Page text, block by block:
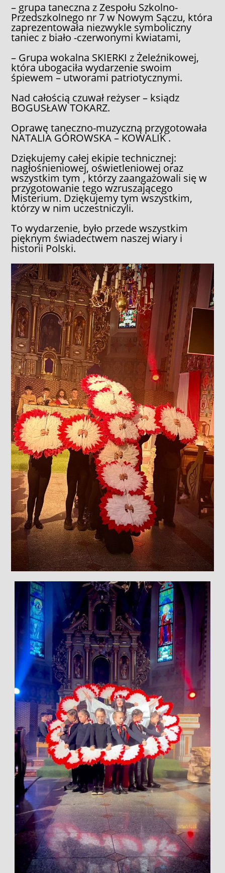
– grupa taneczna z Zespołu Szkolno-
Przedszkolnego nr 7 w Nowym Sączu, która
zaprezentowała niezwykle symboliczny
taniec z biało -czerwonymi kwiatami,
– Grupa wokalna SKIERKI z Żeleźnikowej,
która ubogaciła wydarzenie swoim
śpiewem – utworami patriotycznymi.
Nad całością czuwał reżyser – ksiądz
BOGUSŁAW TOKARZ.
Oprawę taneczno-muzyczną przygotowała
NATALIA GÓROWSKA – KOWALIK .
Dziękujemy całej ekipie technicznej:
nagłośnieniowej, oświetleniowej oraz
wszystkim tym , którzy zaangażowali się w
przygotowanie tego wzruszającego
Misterium. Dziękujemy tym wszystkim,
którzy w nim uczestniczyli.
To wydarzenie, było przede wszystkim
pięknym świadectwem naszej wiary i
historii Polski.